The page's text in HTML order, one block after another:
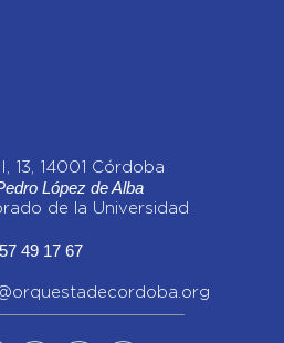
13, 14001 Córdoba
López de Alba
de la Universidad
49 17 67